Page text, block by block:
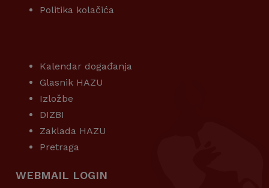
Politika kolačića
Kalendar događanja
Glasnik HAZU
Izložbe
DIZBI
Zaklada HAZU
Pretraga
WEBMAIL LOGIN